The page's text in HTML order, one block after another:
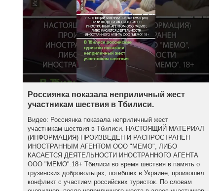
Россиянка показала неприличный жест
участникам шествия в Тбилиси.
Видео: Россиянка показала неприличный жест
участникам шествия в Тбилиси. НАСТОЯЩИЙ МАТЕРИАЛ
(ИНФОРМАЦИЯ) ПРОИЗВЕДЕН И РАСПРОСТРАНЕН
ИНОСТРАННЫМ АГЕНТОМ ООО "МЕМО", ЛИБО
КАСАЕТСЯ ДЕЯТЕЛЬНОСТИ ИНОСТРАННОГО АГЕНТА
ООО "МЕМО".18+ Тбилиси во время шествия в память о
грузинских добровольцах, погибших в Украине, произошел
конфликт с участием российских туристок. По словам